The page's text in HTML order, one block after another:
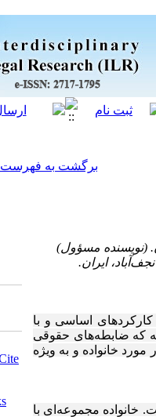
برگشت به فهرست
اساسی و با
که ضابطه‌های حقوقی
خانواده و به ویژه
خانواده مجموعه‌ای با